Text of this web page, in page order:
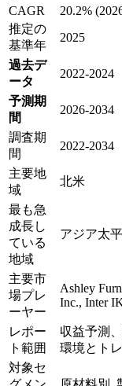
CAGR
20.2%
推定の
基準年
2025
過去デ
ータ
2022-2024
予測期
間
2026-2034
調査期
間
2022-2034
主要地
域
北米
最も急
成長し
ている
地域
アジア太
主要市
場プレ
ーヤー
Ashley
Inc., Inter
レポー
ト範囲
収益予測
環境とト
対象セ